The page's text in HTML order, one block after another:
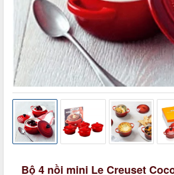
Bộ 4 nồi mini Le Creuset